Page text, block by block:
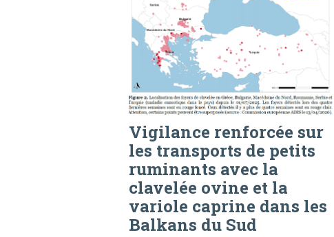
Vigilance renforcée sur
les transports de petits
ruminants avec la
clavelée ovine et la
variole caprine dans les
Balkans du Sud